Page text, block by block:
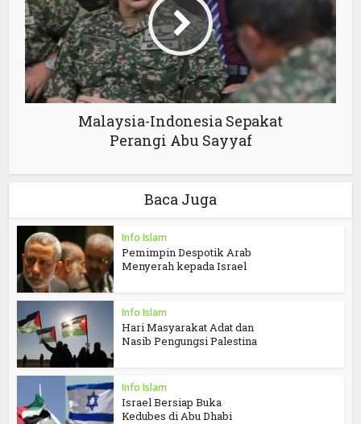
Malaysia-Indonesia Sepakat
Perangi Abu Sayyaf
Baca Juga
Info Islam
Pemimpin Despotik Arab
Menyerah kepada Israel
Info Islam
Hari Masyarakat Adat dan
Nasib Pengungsi Palestina
Info Islam
Israel Bersiap Buka
Kedubes di Abu Dhabi